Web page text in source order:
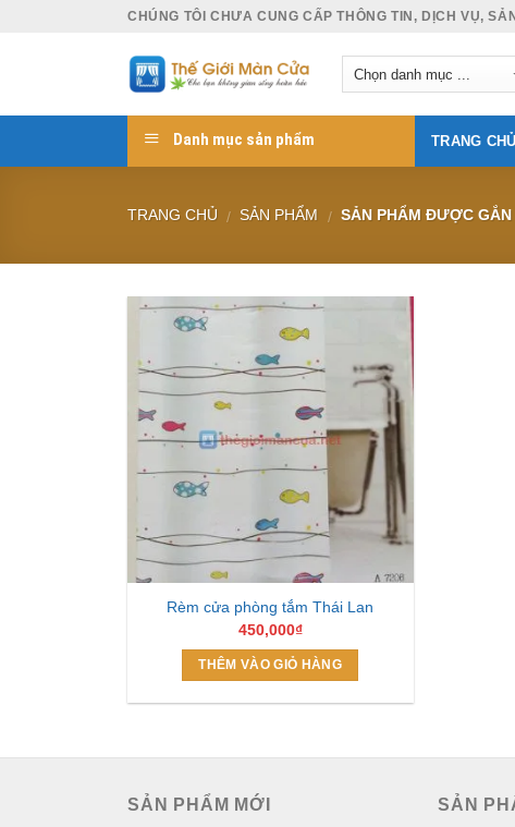
CHÚNG TÔI CHƯA CUNG CẤP THÔNG TIN, DỊCH VỤ,
Danh mục sản phẩm TRANG CHỦ
TRANG CHỦ / SẢN PHẨM / SẢN PHẨM ĐƯỢC
Add to
Rèm cửa phòng tắm Thái Lan
450,000₫
THÊM VÀO GIỎ HÀNG
SẢN PHẨM MỚI SẢN